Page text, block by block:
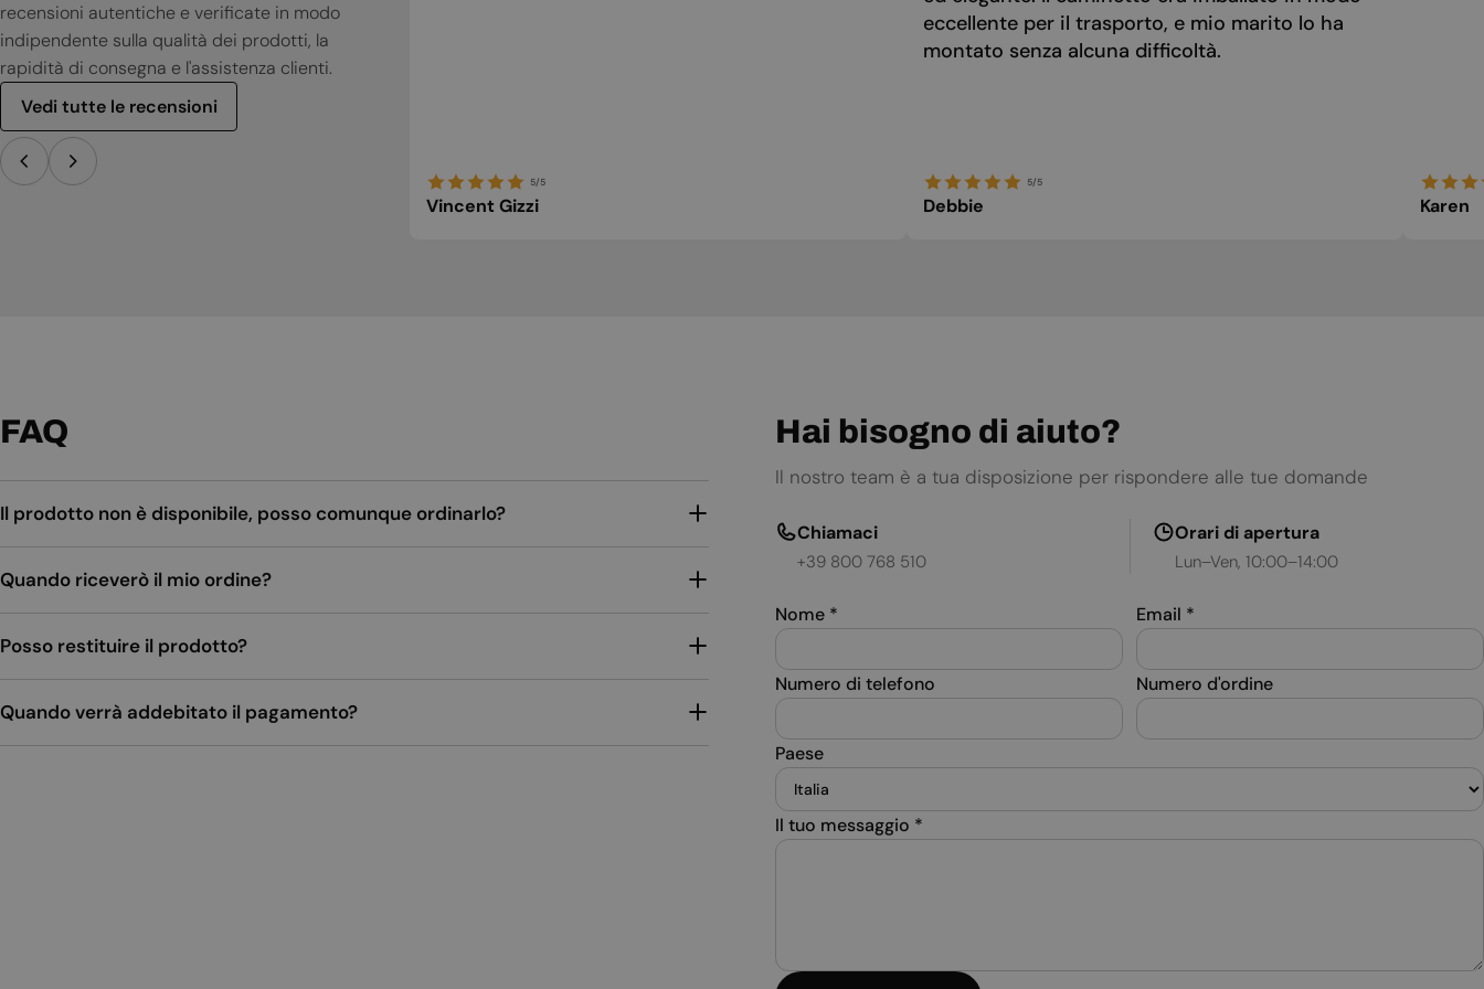
recensioni autentiche e verificate in modo
indipendente sulla qualità dei prodotti, la
rapidità di consegna e l'assistenza clienti.
Vedi tutte le recensioni
5/5
Vincent Gizzi
eccellente per il trasporto, e mio marito lo ha
montato senza alcuna difficoltà.
5/5
Debbie Karen
FAQ
Il prodotto non è disponibile, posso comunque ordinarlo?
Quando riceverò il mio ordine?
Posso restituire il prodotto?
Quando verrà addebitato il pagamento?
Hai bisogno di aiuto?
Il nostro team è a tua disposizione per rispondere alle tue domande
Chiamaci
+39 800 768 510
Orari di apertura
Lun–Ven, 10:00–14:00
Nome * Email *
Numero di telefono Numero d'ordine
Paese
Il tuo messaggio *
POLISH
PORTUGUESE